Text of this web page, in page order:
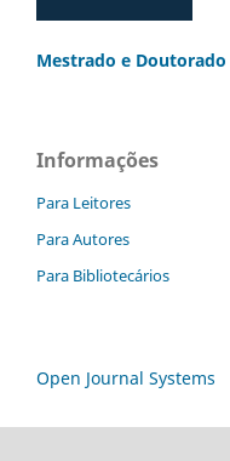
Mestrado e Doutorado
Informações
Para Leitores
Para Autores
Para Bibliotecários
Open Journal Systems